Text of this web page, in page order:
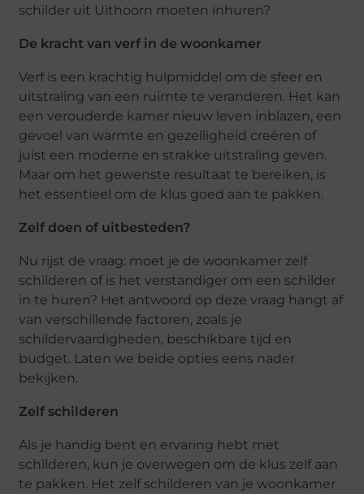
schilder uit Uithoorn moeten inhuren?
De kracht van verf in de woonkamer
Verf is een krachtig hulpmiddel om de sfeer en
uitstraling van een ruimte te veranderen. Het kan
een verouderde kamer nieuw leven inblazen, een
gevoel van warmte en gezelligheid creëren of
juist een moderne en strakke uitstraling geven.
Maar om het gewenste resultaat te bereiken, is
het essentieel om de klus goed aan te pakken.
Zelf doen of uitbesteden?
Nu rijst de vraag: moet je de woonkamer zelf
schilderen of is het verstandiger om een schilder
in te huren? Het antwoord op deze vraag hangt af
van verschillende factoren, zoals je
schildervaardigheden, beschikbare tijd en
budget. Laten we beide opties eens nader
bekijken.
Zelf schilderen
Als je handig bent en ervaring hebt met
schilderen, kun je overwegen om de klus zelf aan
te pakken. Het zelf schilderen van je woonkamer